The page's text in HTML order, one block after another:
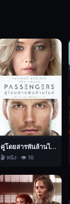
คู่โดยสารพันล้านไมล์
🎬 หนัง · 👁️ 16